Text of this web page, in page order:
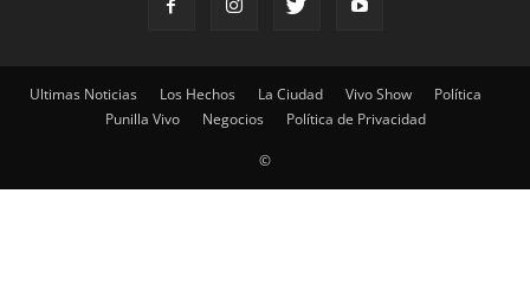
Ultimas Noticias Los Hechos La Ciudad Vivo Show
Política
Punilla Vivo
Negocios Política de Privacidad
©